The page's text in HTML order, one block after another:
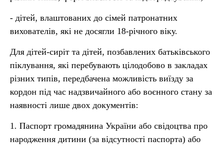
- дітей, влаштованих до сімей патронатних
вихователів, які не досягли 18-річного віку.
Для дітей-сиріт та дітей, позбавлених батьківського
піклування, які перебувають цілодобово в закладах
різних типів, передбачена можливість виїзду за
кордон під час надзвичайного або воєнного стану за
наявності лише двох документів:
1. Паспорт громадянина України або свідоцтва про
народження дитини (за відсутності паспорта) або